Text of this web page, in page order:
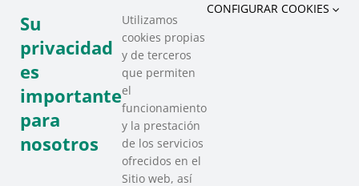
COMPARTIR ESTE EVENTO
Su
privacidad
es
importante
para
nosotros
Utilizamos
cookies propias
y de terceros
que permiten
el
funcionamiento
y la prestación
de los servicios
ofrecidos en el
Sitio web, así
CONFIGURAR COOKIES